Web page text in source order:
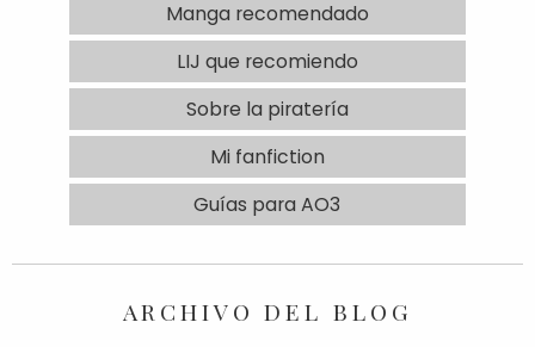
Manga recomendado
LIJ que recomiendo
Sobre la piratería
Mi fanfiction
Guías para AO3
ARCHIVO DEL BLOG